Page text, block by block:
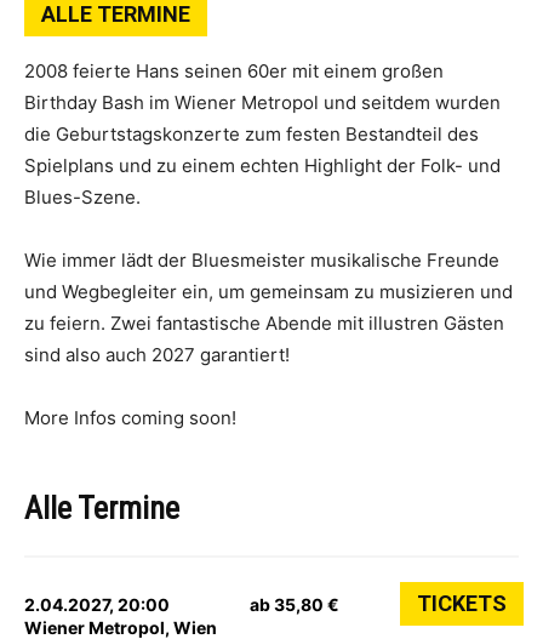
ALLE TERMINE
2008 feierte Hans seinen 60er mit einem großen
Birthday Bash im Wiener Metropol und seitdem wurden
die Geburtstagskonzerte zum festen Bestandteil des
Spielplans und zu einem echten Highlight der Folk- und
Blues-Szene.
Wie immer lädt der Bluesmeister musikalische Freunde
und Wegbegleiter ein, um gemeinsam zu musizieren und
zu feiern. Zwei fantastische Abende mit illustren Gästen
sind also auch 2027 garantiert!
More Infos coming soon!
Alle Termine
2.04.2027, 20:00
Wiener Metropol, Wien
ab 35,80 € TICKETS